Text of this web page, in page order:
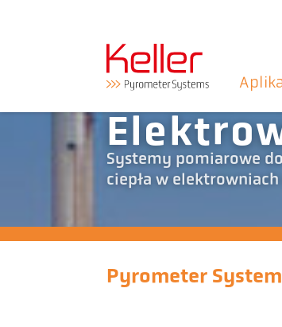
Systemy pomiarowe
ciepła w
Pyrometer